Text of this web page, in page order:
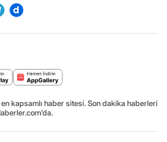
kapsamlı haber sitesi. Son dakika haberleri